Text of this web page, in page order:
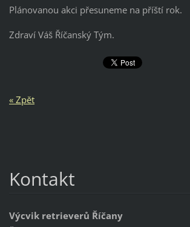
Plánovanou akci přesuneme na příští rok.
Zdraví Váš Říčanský Tým.
« Zpět
Kontakt
Výcvik retrieverů Říčany